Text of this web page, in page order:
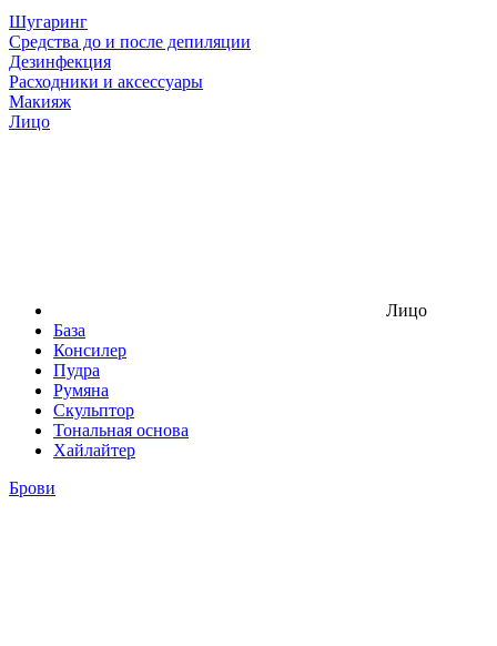
Шугаринг
Средства до и после депиляции
Дезинфекция
Расходники и аксессуары
Макияж
Лицо
Лицо
База
Консилер
Пудра
Румяна
Скульптор
Тональная основа
Хайлайтер
Брови